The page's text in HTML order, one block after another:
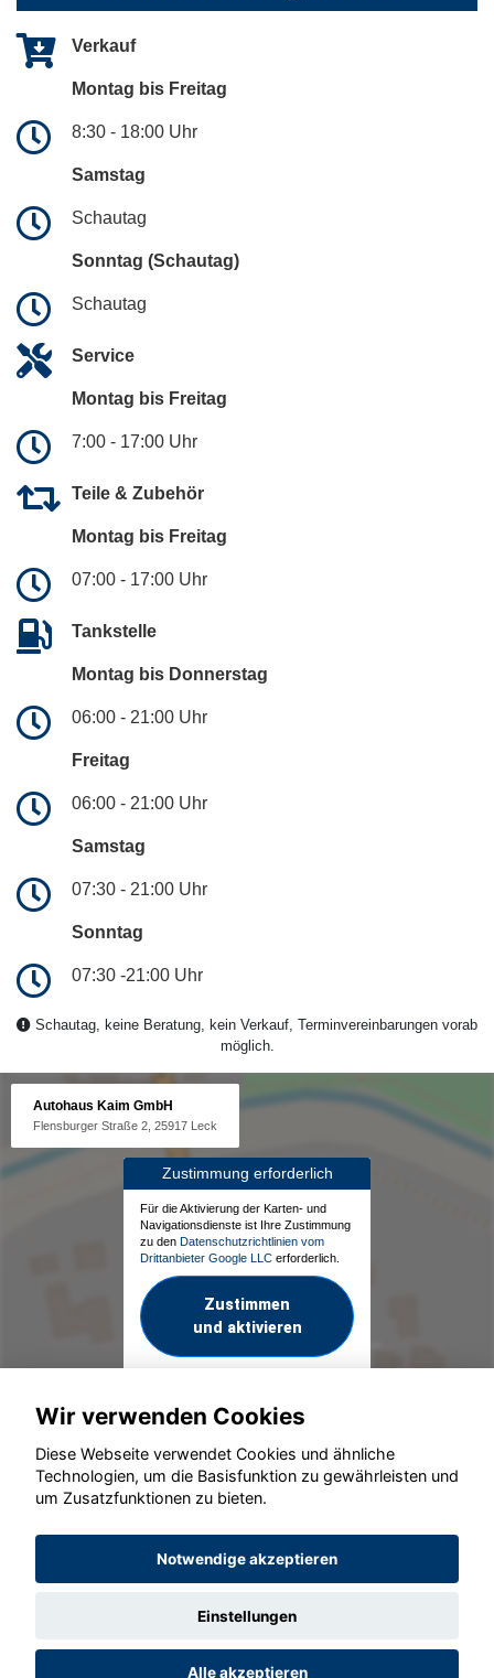
Verkauf
Montag bis Freitag
8:30 - 18:00 Uhr
Samstag
Schautag
Sonntag (Schautag)
Schautag
Service
Montag bis Freitag
7:00 - 17:00 Uhr
Teile & Zubehör
Montag bis Freitag
07:00 - 17:00 Uhr
Tankstelle
Montag bis Donnerstag
06:00 - 21:00 Uhr
Freitag
06:00 - 21:00 Uhr
Samstag
07:30 - 21:00 Uhr
Sonntag
07:30 -21:00 Uhr
Schautag, keine Beratung, kein Verkauf, Terminvereinbarungen vorab
möglich.
Autohaus Kaim GmbH
Flensburger Straße 2, 25917 Leck
Zustimmung erforderlich
Für die Aktivierung der Karten- und
Navigationsdienste ist Ihre Zustimmung
zu den Datenschutzrichtlinien vom
Drittanbieter Google LLC erforderlich.
Zustimmen
und aktivieren
© konjunkturmotor.de GmbH 2020 - 2026
Wir verwenden Cookies
Diese Webseite verwendet Cookies und ähnliche
Technologien, um die Basisfunktion zu gewährleisten und
um Zusatzfunktionen zu bieten.
Notwendige akzeptieren
Einstellungen
Alle akzeptieren